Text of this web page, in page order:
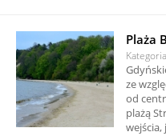
Plaża
ze
od
plażą
wejścia,